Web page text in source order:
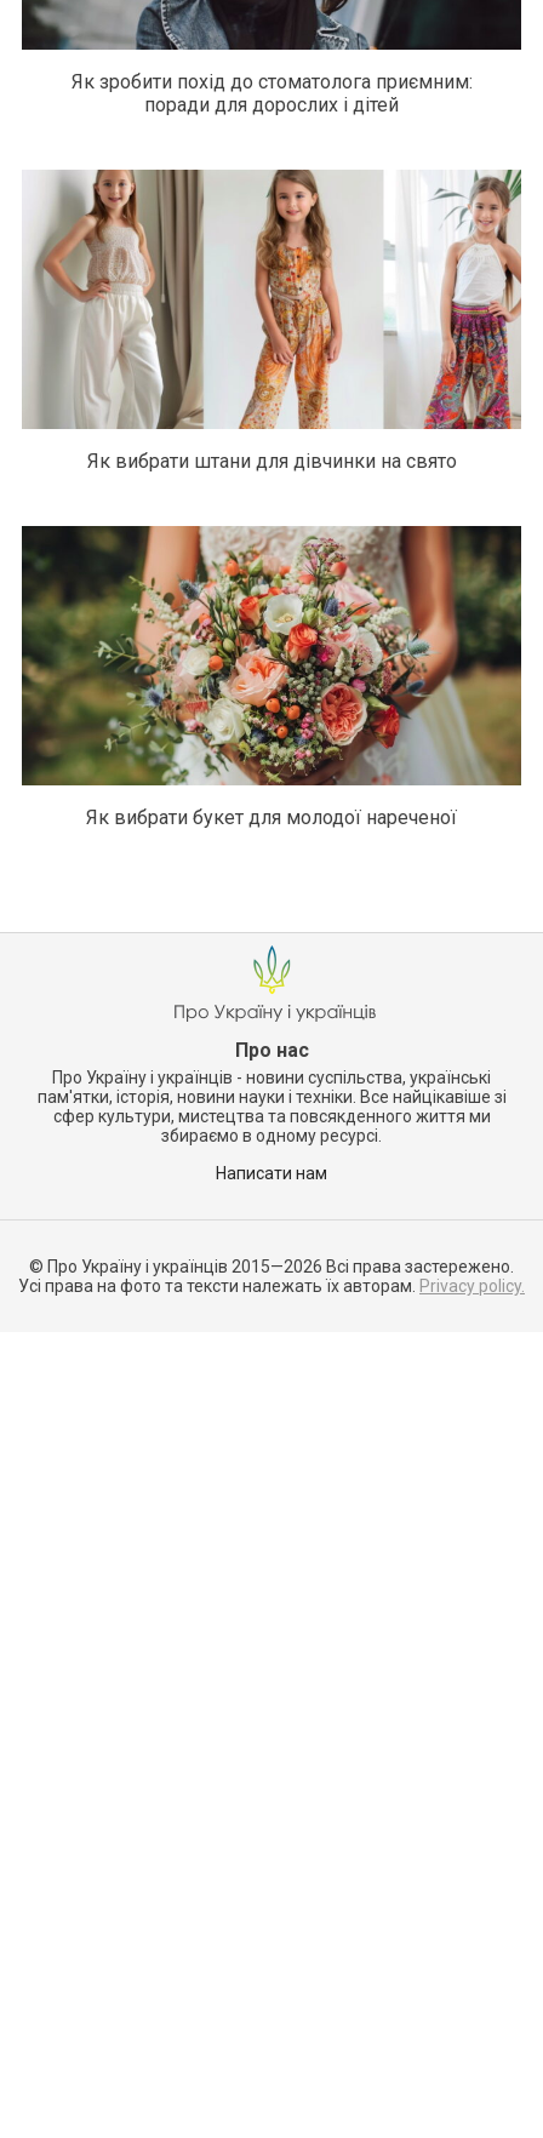
Як зробити похід до стоматолога приємним:
поради для дорослих і дітей
Як вибрати штани для дівчинки на свято
Як вибрати букет для молодої нареченої
Про нас
Про Україну і українців - новини суспільства, українські
пам'ятки, історія, новини науки і техніки. Все найцікавіше зі
сфер культури, мистецтва та повсякденного життя ми
збираємо в одному ресурсі.
Написати нам
© Про Україну і українців 2015—2026 Всі права застережено.
Усі права на фото та тексти належать їх авторам. Privacy policy.